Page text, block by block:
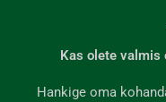
Kas olete
Hankige oma